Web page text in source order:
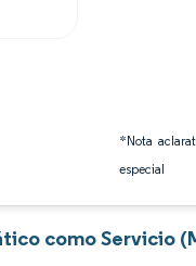
*Nota
especial
como Servicio